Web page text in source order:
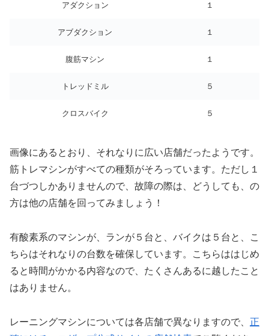
アダクション １
アブダクション １
腹筋マシン １
トレッドミル ５
クロスバイク ５
画像にあるとおり、それなりに広い店舗だったようです。
筋トレマシンがすべての種類がそろっています。ただし１
台づつしかありませんので、故障の際は、どうしても、の
方は他の店舗を回ってみましょう！
有酸素系のマシンが、ランが５台と、バイクは５台と、こ
ちらはそれなりの台数を確保しています。こちらははじめ
ると時間がかかる内容なので、たくさんあるに越したこと
はありません。
レーニングマシンについては各店舗で異なりますので、 正